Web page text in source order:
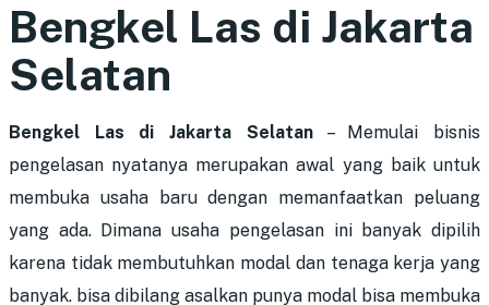
Bengkel Las di Jakarta
Selatan
Bengkel Las di Jakarta Selatan–
Memulai bisnis
pengelasan nyatanya merupakan awal yang baik untuk
membuka usaha baru dengan memanfaatkan peluang
yang ada. Dimana usaha pengelasan ini banyak dipilih
karena tidak membutuhkan modal dan tenaga kerja yang
banyak. bisa dibilang asalkan punya modal bisa membuka